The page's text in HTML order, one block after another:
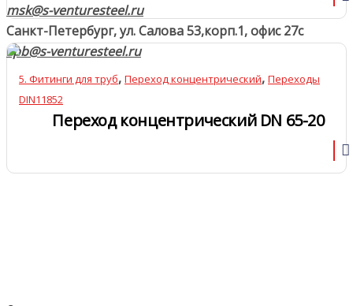
msk@s-venturesteel.ru
Санкт-Петербург, ул. Салова 53,корп.1, офис 27с
spb@s-venturesteel.ru
5. Фитинги для труб, Переход концентрический, Переходы
DIN11852
Переход концентрический DN 65-20